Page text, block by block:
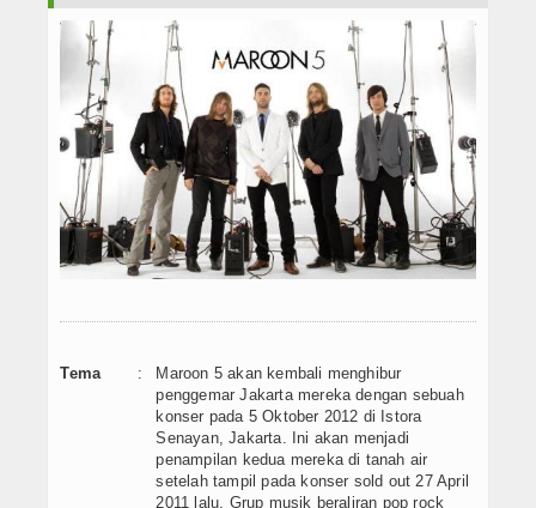
Download
Agenda
Data Alumni
Konsultasi
Hubungi Kami
Tema :
Maroon 5 akan kembali menghibur
penggemar Jakarta mereka dengan sebuah
konser pada 5 Oktober 2012 di Istora
Senayan, Jakarta. Ini akan menjadi
penampilan kedua mereka di tanah air
setelah tampil pada konser sold out 27 April
2011 lalu. Grup musik beraliran pop rock